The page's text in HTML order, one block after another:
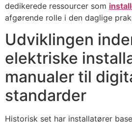
dedikerede ressourcer som
afgørende rolle i den daglige
Udviklingen
elektriske
manualer til
standarder
Historisk set har installatører